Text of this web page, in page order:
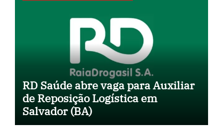
RD Saúde abre vaga para Auxiliar
de Reposição Logística em
Salvador (BA)